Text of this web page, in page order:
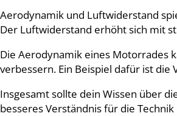
Aerodynamik und Luftwiderstand
Der Luftwiderstand erhöht sich mit
Die Aerodynamik eines Motorrades
verbessern. Ein Beispiel dafür ist
Insgesamt sollte dein Wissen über
besseres Verständnis für die